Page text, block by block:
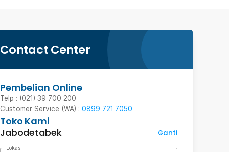
Contact Center
Pembelian Online
Telp : (021) 39 700 200
Customer Service (WA) : 0899 721 7050
Toko Kami
Jabodetabek
Ganti
Lokasi